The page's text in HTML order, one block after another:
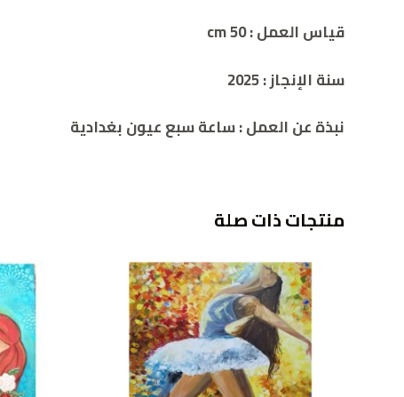
قياس العمل : 50 cm
سنة الإنجاز : 2025
نبذة عن العمل :ساعة سبع عيون بغدادية
منتجات ذات صلة